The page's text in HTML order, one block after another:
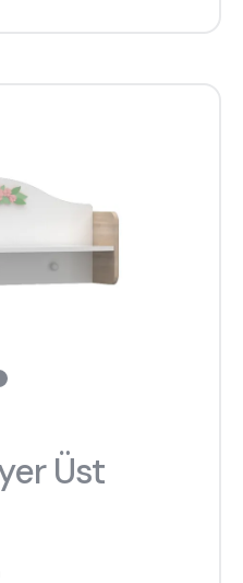
Üst